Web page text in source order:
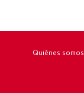
Quiénes somos